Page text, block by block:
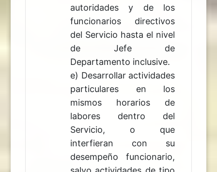
autoridades y de los
funcionarios directivos
del Servicio hasta el nivel
de Jefe de
Departamento inclusive.
e) Desarrollar actividades
particulares en los
mismos horarios de
labores dentro del
Servicio, o que
interfieran con su
desempeño funcionario,